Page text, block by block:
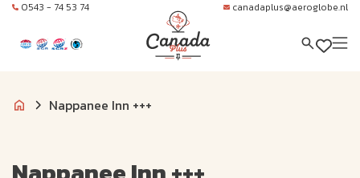
0543 - 74 53 74 canadaplus@aeroglobe.nl
Nappanee Inn +++